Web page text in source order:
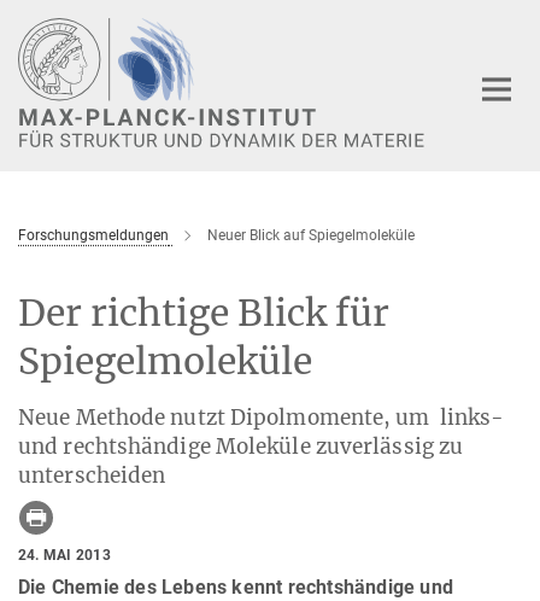
Hauptinhalt
Forschungsmeldungen Neuer Blick auf Spiegelmoleküle
Der richtige Blick für
Spiegelmoleküle
Neue Methode nutzt Dipolmomente, um links-
und rechtshändige Moleküle zuverlässig zu
unterscheiden
24. MAI 2013
Die Chemie des Lebens kennt rechtshändige und